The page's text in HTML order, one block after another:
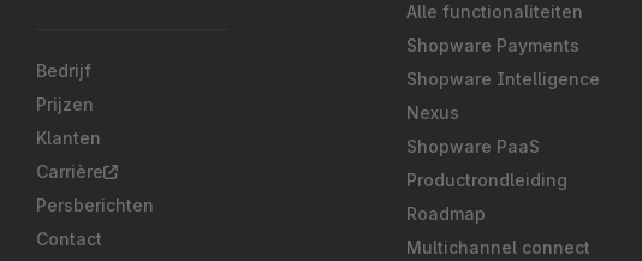
Bedrijf
Prijzen
Klanten
Carrière
Persberichten
Contact
Alle functionaliteiten
Shopware Payments
Shopware Intelligence
Nexus
Shopware PaaS
Productrondleiding
Roadmap
Multichannel connect